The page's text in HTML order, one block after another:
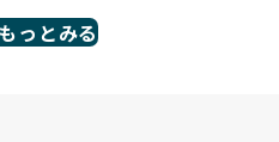
っとみる